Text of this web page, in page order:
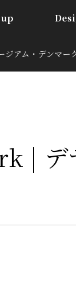
アム・デンマー
| デ